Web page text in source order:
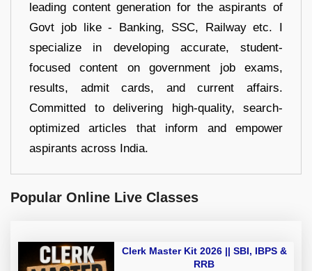
leading content generation for the aspirants of
Govt job like - Banking, SSC, Railway etc. I
specialize in developing accurate, student-
focused content on government job exams,
results, admit cards, and current affairs.
Committed to delivering high-quality, search-
optimized articles that inform and empower
aspirants across India.
Popular Online Live Classes
Clerk Master Kit 2026 || SBI, IBPS &
RRB